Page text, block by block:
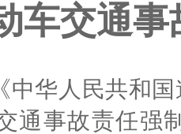
车交通
中华人民共和
通事故责任强